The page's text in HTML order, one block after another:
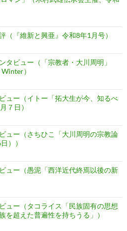
（『維新と興亜』令和8年1月号）
タビュー（「宗教者・大川周明」
）
ュー（イトー「拓大生が今、知るべ
７日）
ュー（さちひこ「大川周明の宗教論
））
ュー（愚泥「西洋近代終焉以後の新
ュー（タコライス「民族固有の思想
を超えた普遍性を持ちうる」）